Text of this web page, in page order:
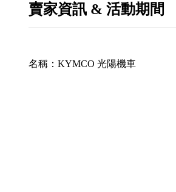
賣家資訊 & 活動期間
名稱： KYMCO 光陽機車